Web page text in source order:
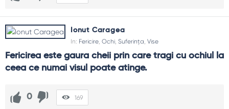
Ionut Caragea
In: Fericire Ochi Suferința Vise
Fericirea este gaura cheii prin care tragi cu ochiul la
ceea ce numai visul poate atinge.
0 169